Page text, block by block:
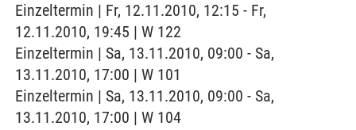
Einzeltermin | Fr, 12.11.2010, 12:15 - Fr,
12.11.2010, 19:45 | W 122
Einzeltermin | Sa, 13.11.2010, 09:00 - Sa,
13.11.2010, 17:00 | W 101
Einzeltermin | Sa, 13.11.2010, 09:00 - Sa,
13.11.2010, 17:00 | W 104